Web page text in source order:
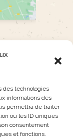
des technologies
informations des
permettra de traiter
ou les ID uniques
consentement
et fonctions.
histoires
et